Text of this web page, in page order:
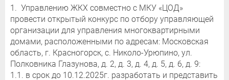
1. Управлению ЖКХ совместно с МКУ «ЦОД»
провести открытый конкурс по отбору управляющей
организации для управления многоквартирными
домами, расположенными по адресам: Московская
область, г. Красногорск, с. Николо-Урюпино, ул.
Полковника Глазунова, д. 2, д. 3, д. 4, д. 5, д. 6, д. 9:
1.1. в срок до 10.12.2025г. разработать и представить